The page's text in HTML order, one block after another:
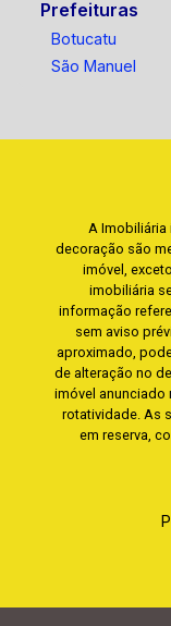
Prefeituras
Botucatu
São Manuel
A
decoração são
imóvel,
imobiliária
informação
sem aviso
aproximado,
de alteração no
imóvel anunciado
rotatividade. As
em reserva,